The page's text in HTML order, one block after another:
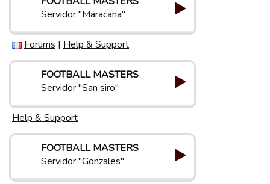
Servidor "Maracana"
Forums | Help & Support
FOOTBALL MASTERS
Servidor "San siro"
Help & Support
FOOTBALL MASTERS
Servidor "Gonzales"